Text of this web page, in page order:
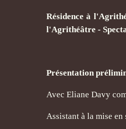
Résidence à
l'Agrithéâtre -
Présentation
Avec Eliane Davy
Assistant à la mise